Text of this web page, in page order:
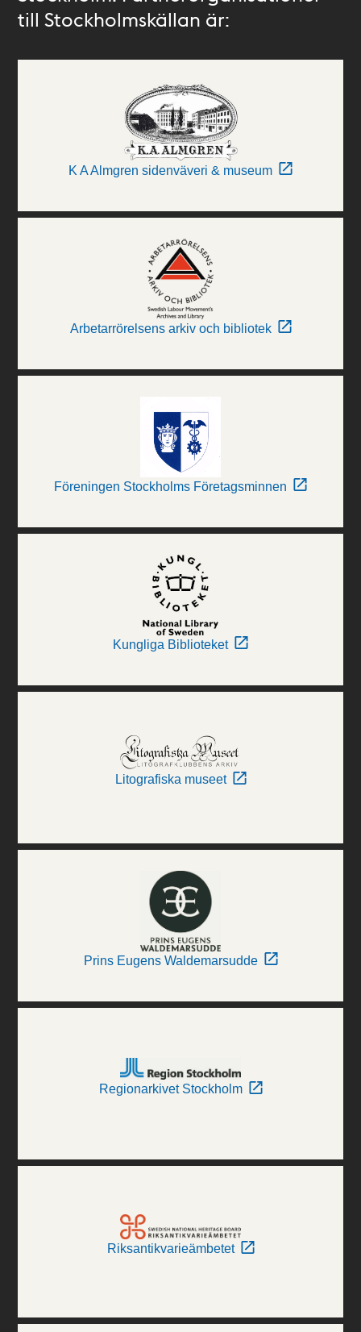
till Stockholmskällan är:
K A Almgren sidenväveri & museum
Arbetarrörelsens arkiv och bibliotek
Föreningen Stockholms Företagsminnen
Kungliga Biblioteket
Litografiska museet
Prins Eugens Waldemarsudde
Regionarkivet Stockholm
Riksantikvarieämbetet